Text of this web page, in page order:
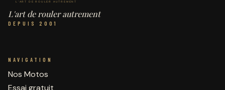
L'art de rouler autrement
DEPUIS 2001
NAVIGATION
Nos Motos
Essai gratuit